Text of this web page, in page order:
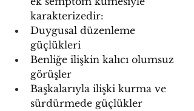
karakterizedir:
Duygusal düzenleme
güçlükleri
Benliğe ilişkin kalıcı olumsuz
görüşler
Başkalarıyla ilişki kurma ve
sürdürmede güçlükler